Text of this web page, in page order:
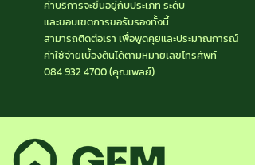
ค่าบริการจะขึ้นอยู่กับประเภท ระดับ
และขอบเขตการขอรับรองทั้งนี้
สามารถติดต่อเรา เพื่อพูดคุยและประมาณการณ์
ค่าใช้จ่ายเบื้องต้นได้ตามหมายเลขโทรศัพท์
084 932 4700(คุณเพลย์)